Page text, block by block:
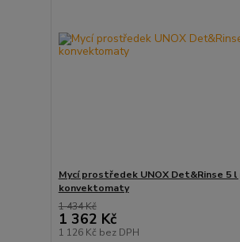
Mycí prostředek UNOX Det&Rinse 5 l
konvektomaty
1 434 Kč
1 362 Kč
1 126 Kč bez DPH